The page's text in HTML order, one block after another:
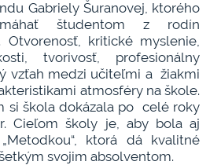
Gabriely Šuranovej, ktorého
študentom z rodín
kritické myslenie,
tvorivosť, profesionálny
vzťah medzi učiteľmi a žiakmi
atmosféry na škole.
si škola dokázala po celé roky
Cieľom školy je, aby bola aj
ktorá dá kvalitné
svojim absolventom.